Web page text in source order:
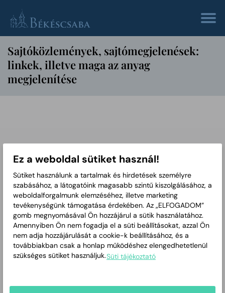
Sajtóközlemények, sajtómegjelenések:
linkek, illetve maga az anyag
megjelenítése
4.0 nyitó sajtokozlemeny_bekescsaba
20201125_kiküldött
2021-01-05 DOCX
final társadalm sajtoanyag_bekescsaba
Ez a weboldal sütiket használ!
Sütiket használunk a tartalmak és hirdetések személyre
szabásához, a látogatóink magasabb szintű kiszolgálásához, a
weboldalforgalmunk elemzéséhez, illetve marketing
tevékenységünk támogatása érdekében. Az „ELFOGADOM”
gomb megnyomásával Ön hozzájárul a sütik használatához.
Amennyiben Ön nem fogadja el a süti beállításokat, azzal Ön
nem adja hozzájárulását a cookie-k beállításához, és a
továbbiakban csak a honlap működéshez elengedhetetlenül
szükséges sütiket használjuk.Süti tájékoztató